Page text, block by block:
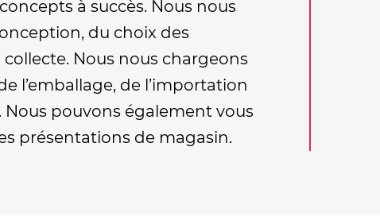
à succès. Nous nous
du choix des
Nous nous chargeons
l’emballage, de l’importation
Nous pouvons également vous
présentations de magasin.